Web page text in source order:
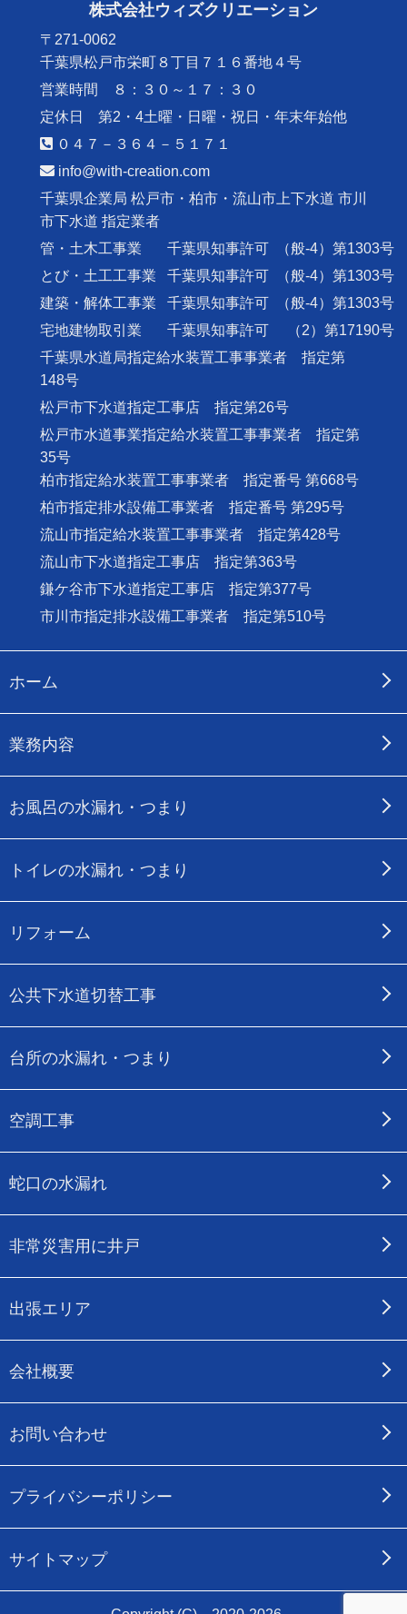
株式会社ウィズクリエーション
〒271-0062
千葉県松戸市栄町８丁目７１６番地４号
営業時間 ８：３０～１７：３０
定休日 第2・4土曜・日曜・祝日・年末年始他
０４７－３６４－５１７１
info@with-creation.com
千葉県企業局 松戸市・柏市・流山市上下水道 市川
市下水道 指定業者
管・土木工事業
千葉県知事許可
（般-4）第1303号
とび・土工工事業
千葉県知事許可
（般-4）第1303号
建築・解体工事業
千葉県知事許可
（般-4）第1303号
宅地建物取引業
千葉県知事許可
（2）第17190号
千葉県水道局指定給水装置工事事業者 指定第
148号
松戸市下水道指定工事店 指定第26号
松戸市水道事業指定給水装置工事事業者 指定第
35号
柏市指定給水装置工事事業者 指定番号 第668号
柏市指定排水設備工事業者 指定番号 第295号
流山市指定給水装置工事事業者 指定第428号
流山市下水道指定工事店 指定第363号
鎌ケ谷市下水道指定工事店 指定第377号
市川市指定排水設備工事業者 指定第510号
ホーム
業務内容
お風呂の水漏れ・つまり
トイレの水漏れ・つまり
リフォーム
公共下水道切替工事
台所の水漏れ・つまり
空調工事
蛇口の水漏れ
非常災害用に井戸
出張エリア
会社概要
お問い合わせ
プライバシーポリシー
サイトマップ